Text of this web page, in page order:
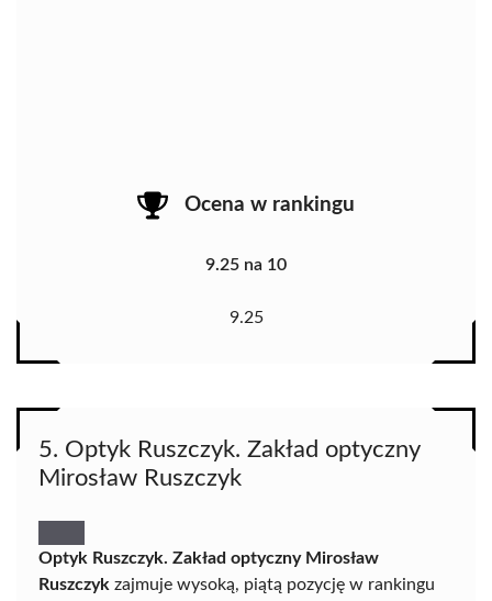
Ocena w rankingu
9.25 na 10
9.25
5. Optyk Ruszczyk. Zakład optyczny
Mirosław Ruszczyk
Optyk Ruszczyk. Zakład optyczny Mirosław
Ruszczyk zajmuje wysoką, piątą pozycję w rankingu